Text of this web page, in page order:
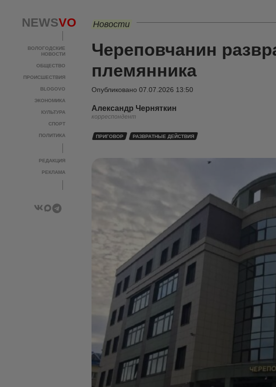
NEWSVO
ВОЛОГОДСКИЕ
НОВОСТИ
ОБЩЕСТВО
ПРОИСШЕСТВИЯ
BLOGOVO
ЭКОНОМИКА
КУЛЬТУРА
СПОРТ
ПОЛИТИКА
РЕДАКЦИЯ
РЕКЛАМА
Новости
Череповчанин
племянника
Опубликовано 07.07.2026 13:50
Александр Черняткин
корреспондент
ПРИГОВОР РАЗВРАТНЫЕ ДЕЙСТВИЯ